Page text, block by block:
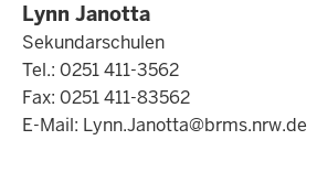
Lynn Janotta
Sekundarschulen
Tel.: 0251 411-3562
Fax: 0251 411-83562
E-Mail: Lynn.Janotta@brms.nrw.de